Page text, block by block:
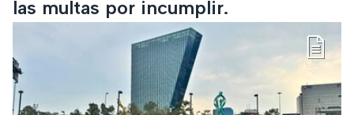
las multas por incumplir.